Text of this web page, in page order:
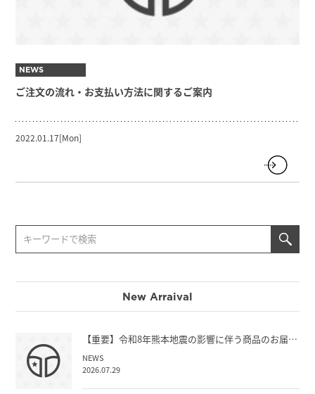
NEWS
ご注文の流れ・お支払い方法に関するご案内
2022.01.17[Mon]
New Arraival
【重要】令和8年熊本地震の影響に伴う商品のお届…
NEWS
2026.07.29